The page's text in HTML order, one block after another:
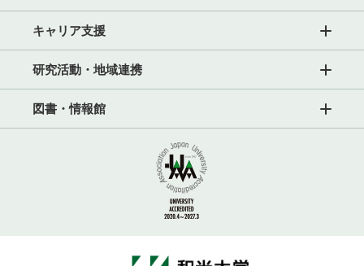
キャリア支援
研究活動・地域連携
図書・情報館